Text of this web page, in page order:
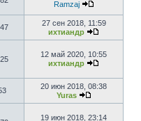
Ramzaj
27 сен 2018, 11:59
ихтиандр
12 май 2020, 10:55
ихтиандр
20 июн 2018, 08:38
Yuras
19 июн 2018, 23:14